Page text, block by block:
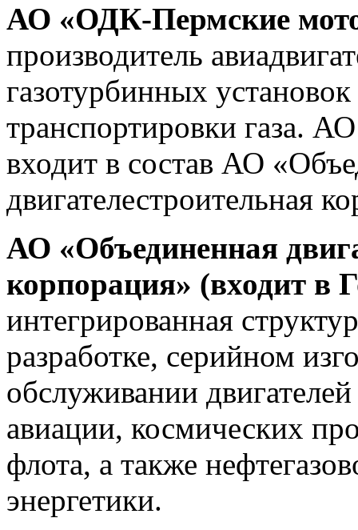
АО «ОДК-Пермские
производитель
газотурбинных
транспортировки газа.
входит в состав АО
двигателестроительная
АО «Объединенная
корпорация» (входит в
интегрированная
разработке, серийном
обслуживании
авиации, космических
флота, а также
энергетики.